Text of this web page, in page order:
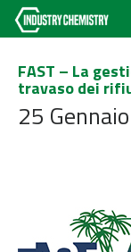
FAST – La
travaso dei
25